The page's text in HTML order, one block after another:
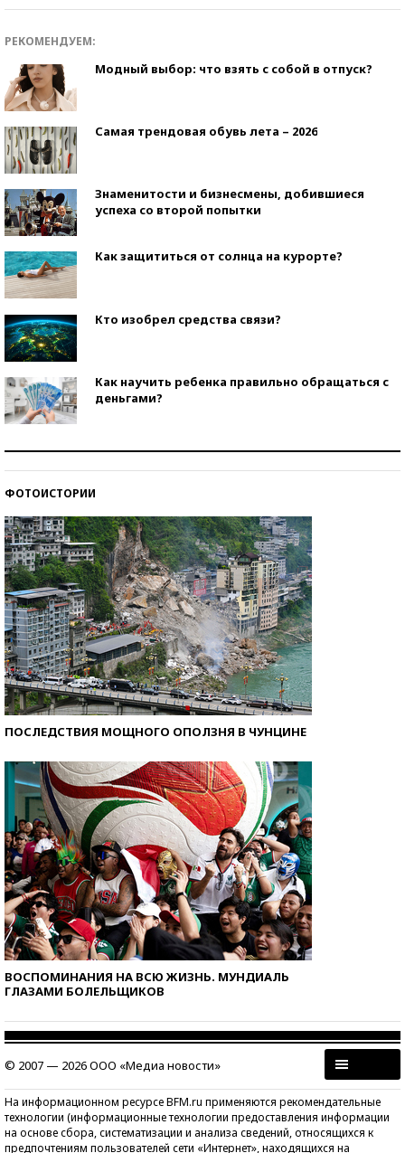
РЕКОМЕНДУЕМ:
Модный выбор: что взять с собой в отпуск?
Самая трендовая обувь лета – 2026
Знаменитости и бизнесмены, добившиеся
успеха со второй попытки
Как защититься от солнца на курорте?
Кто изобрел средства связи?
Как научить ребенка правильно обращаться с
деньгами?
ФОТОИСТОРИИ
ПОСЛЕДСТВИЯ МОЩНОГО ОПОЛЗНЯ В ЧУНЦИНЕ
ВОСПОМИНАНИЯ НА ВСЮ ЖИЗНЬ. МУНДИАЛЬ
ГЛАЗАМИ БОЛЕЛЬЩИКОВ
© 2007 — 2026 ООО «Медиа новости»
На информационном ресурсе BFM.ru применяются рекомендательные
технологии (информационные технологии предоставления информации
на основе сбора, систематизации и анализа сведений, относящихся к
предпочтениям пользователей сети «Интернет», находящихся на